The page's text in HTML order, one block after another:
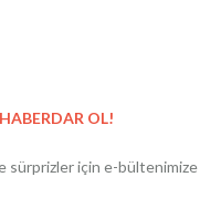
OL!
sürprizler için e-bültenimize